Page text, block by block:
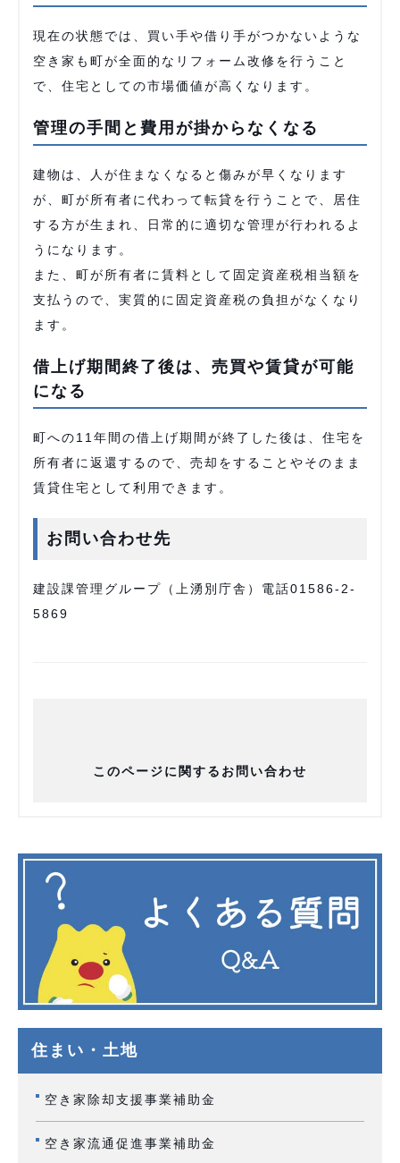
現在の状態では、買い手や借り手がつかないような
空き家も町が全面的なリフォーム改修を行うこと
で、住宅としての市場価値が高くなります。
管理の手間と費用が掛からなくなる
建物は、人が住まなくなると傷みが早くなります
が、町が所有者に代わって転貸を行うことで、居住
する方が生まれ、日常的に適切な管理が行われるよ
うになります。
また、町が所有者に賃料として固定資産税相当額を
支払うので、実質的に固定資産税の負担がなくなり
ます。
借上げ期間終了後は、売買や賃貸が可能
になる
町への11年間の借上げ期間が終了した後は、住宅を
所有者に返還するので、売却をすることやそのまま
賃貸住宅として利用できます。
お問い合わせ先
建設課管理グループ（上湧別庁舎）電話01586-2-
5869
このページに関するお問い合わせ
住まい・土地
空き家除却支援事業補助金
空き家流通促進事業補助金